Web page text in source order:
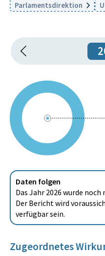
Parlamentsdirektion
Daten folgen
Das Jahr 2026 wurde
Der Bericht wird
verfügbar sein.
Zugeordnetes